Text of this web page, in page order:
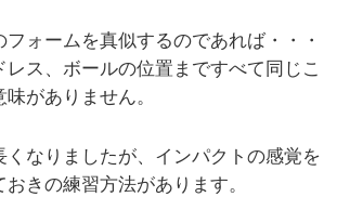
ォームを真似するのであれば・・・
レス、ボールの位置まですべて同じこ
がありません。
くなりましたが、インパクトの感覚を
きの練習方法があります。